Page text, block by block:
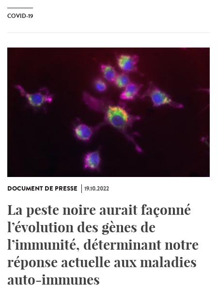
COVID-19
DOCUMENT DE PRESSE 19.10.2022
La peste noire aurait façonné
l’évolution des gènes de
l’immunité, déterminant notre
réponse actuelle aux maladies
auto-immunes